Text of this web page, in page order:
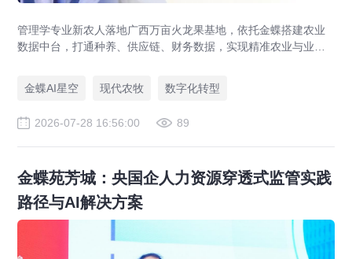
管理学专业新农人落地广西万亩火龙果基地，依托金蝶搭建农业
数据中台，打通种养、供应链、财务数据，实现精准农业与业财
金蝶AI星空
现代农牧 数字化转型
2026-07-28 16:56:00 89
金蝶苑芳城：央国企人力资源穿透式监管实践
路径与AI解决方案